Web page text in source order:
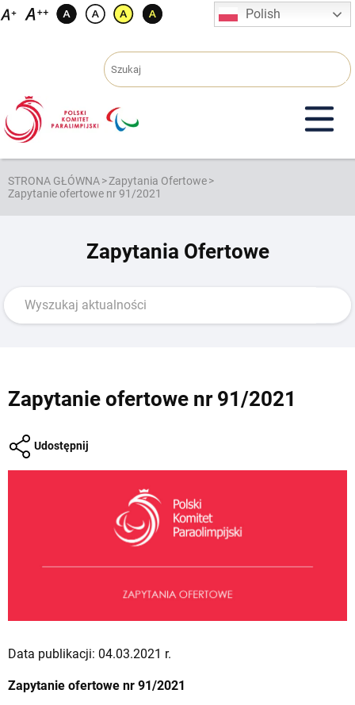
Przejdź
Polish
STRONA GŁÓWNA>Zapytania Ofertowe>
Zapytanie ofertowe nr 91/2021
Zapytania Ofertowe
Zapytanie ofertowe nr 91/2021
Udostępnij
Data publikacji: 04.03.2021 r.
Zapytanie ofertowe nr 91/2021